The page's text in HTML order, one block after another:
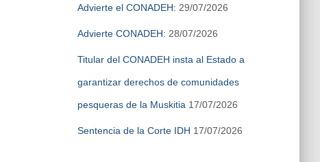
Advierte el CONADEH: 29/07/2026
Advierte CONADEH: 28/07/2026
Titular del CONADEH insta al Estado a
garantizar derechos de comunidades
pesqueras de la Muskitia 17/07/2026
Sentencia de la Corte IDH 17/07/2026